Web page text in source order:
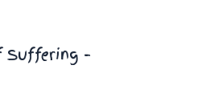
Suffering –